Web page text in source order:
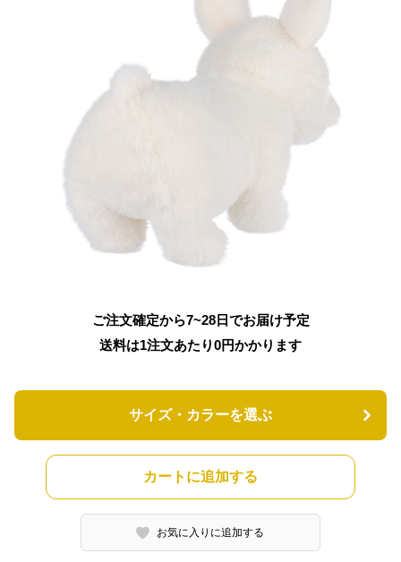
ご注文確定から7~28日でお届け予定
送料は1注文あたり0円かかります
サイズ・カラーを選ぶ
カートに追加する
お気に入りに追加する